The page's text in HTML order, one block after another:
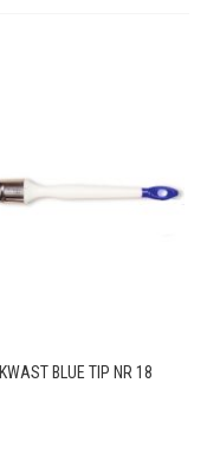
BLUE TIP NR 18